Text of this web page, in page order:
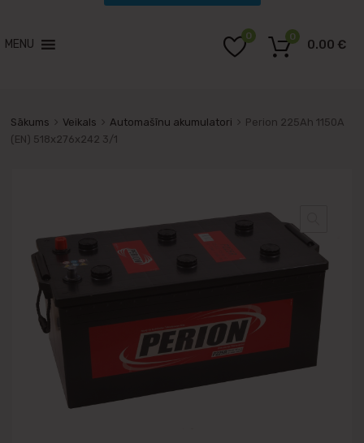
MENU
0
0.00 €
0
Sākums Veikals Automašīnu akumulatori
Perion 225Ah 1150A
(EN) 518x276x242 3/1